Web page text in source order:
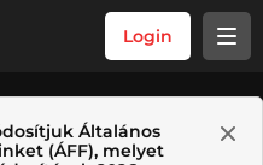
Login
Általános
(ÁFF), melyet